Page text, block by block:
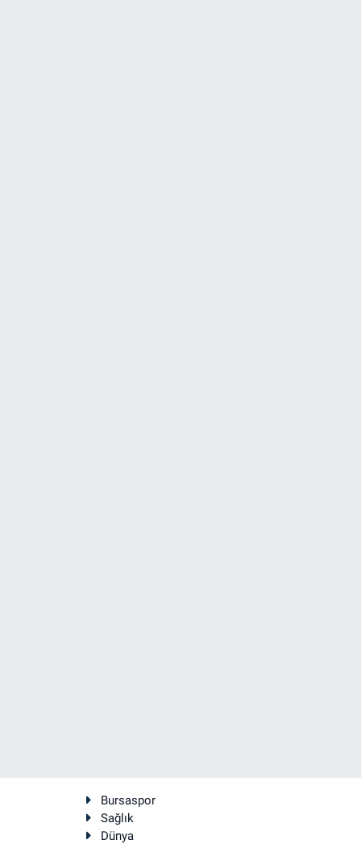
Bursaspor
Sağlık
Dünya